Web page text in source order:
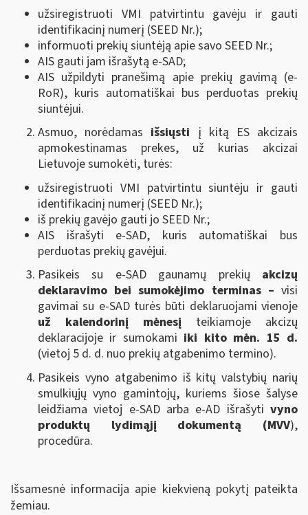
užsiregistruoti VMI patvirtintu gavėju ir gauti
identifikacinį numerį (SEED Nr.);
informuoti prekių siuntėją apie savo SEED Nr.;
AIS gauti jam išrašytą e-SAD;
AIS užpildyti pranešimą apie prekių gavimą (e-
RoR), kuris automatiškai bus perduotas prekių
siuntėjui.
Asmuo, norėdamas išsiųsti į kitą ES akcizais
apmokestinamas prekes, už kurias akcizai
Lietuvoje sumokėti, turės:
užsiregistruoti VMI patvirtintu siuntėju ir gauti
identifikacinį numerį (SEED Nr.);
iš prekių gavėjo gauti jo SEED Nr.;
AIS išrašyti e-SAD, kuris automatiškai bus
perduotas prekių gavėjui.
Pasikeis su e-SAD gaunamų prekių akcizų
deklaravimo bei sumokėjimo terminas – visi
gavimai su e-SAD turės būti deklaruojami vienoje
už kalendorinį mėnesį teikiamoje akcizų
deklaracijoje ir sumokami iki kito mėn. 15 d.
(vietoj 5 d. d. nuo prekių atgabenimo termino).
Pasikeis vyno atgabenimo iš kitų valstybių narių
smulkiųjų vyno gamintojų, kuriems šiose šalyse
leidžiama vietoj e-SAD arba e-AD išrašyti vyno
produktų lydimąjį dokumentą (MVV),
procedūra.
Išsamesnė informacija apie kiekvieną pokytį pateikta
žemiau.